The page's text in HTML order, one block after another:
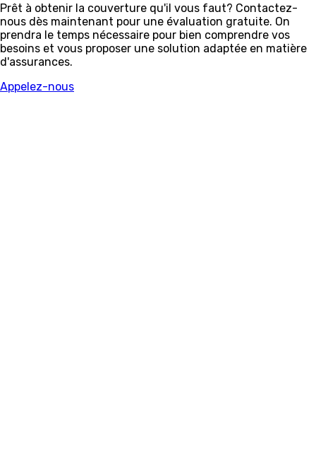
Prêt à obtenir la couverture qu'il vous faut? Contactez-
nous dès maintenant pour une évaluation gratuite. On
prendra le temps nécessaire pour bien comprendre vos
besoins et vous proposer une solution adaptée en matière
d'assurances.
Appelez-nous